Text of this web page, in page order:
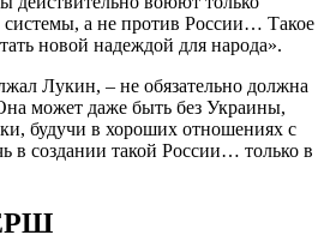
системы, а не против России… Такое
новой надеждой для народа».
Лукин, – не обязательно должна
может даже быть без Украины,
будучи в хороших отношениях с
в создании такой России… только в